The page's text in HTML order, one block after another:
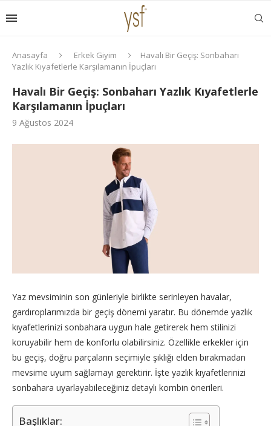
Anasayfa Erkek Giyim
Havalı Bir Geçiş: Sonbaharı
Yazlık Kıyafetlerle Karşılamanın İpuçları
Havalı Bir Geçiş: Sonbaharı Yazlık Kıyafetlerle
Karşılamanın İpuçları
9 Ağustos 2024
Yaz mevsiminin son günleriyle birlikte serinleyen havalar,
gardıroplarımızda bir geçiş dönemi yaratır. Bu dönemde yazlık
kıyafetlerinizi sonbahara uygun hale getirerek hem stilinizi
koruyabilir hem de konforlu olabilirsiniz. Özellikle erkekler için
bu geçiş, doğru parçaların seçimiyle şıklığı elden bırakmadan
mevsime uyum sağlamayı gerektirir. İşte yazlık kıyafetlerinizi
sonbahara uyarlayabileceğiniz detaylı kombin önerileri.
Başlıklar: